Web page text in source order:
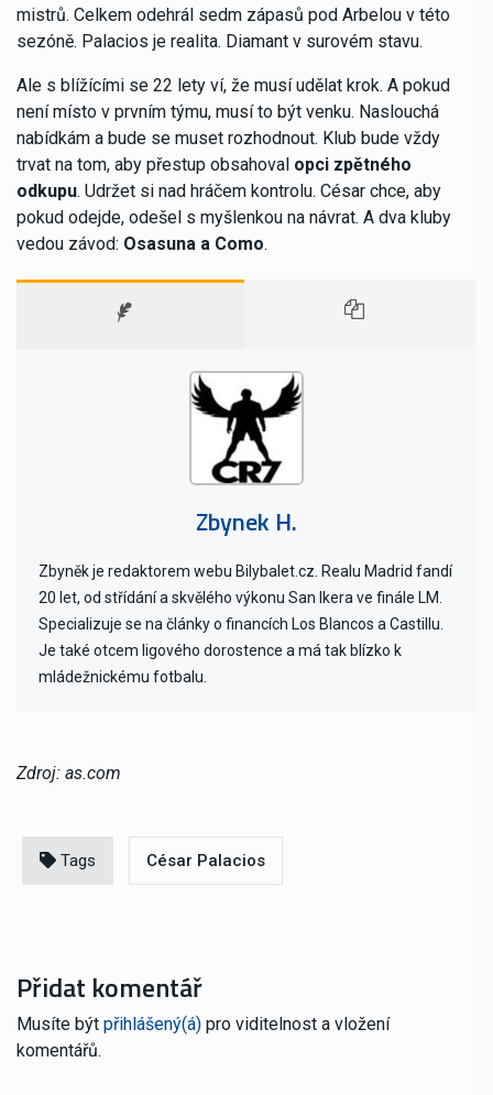
mistrů. Celkem odehrál sedm zápasů pod Arbelou v této
sezóně. Palacios je realita. Diamant v surovém stavu.
Ale s blížícími se 22 lety ví, že musí udělat krok. A pokud
není místo v prvním týmu, musí to být venku. Naslouchá
nabídkám a bude se muset rozhodnout. Klub bude vždy
trvat na tom, aby přestup obsahoval opci zpětného
odkupu. Udržet si nad hráčem kontrolu. César chce, aby
pokud odejde, odešel s myšlenkou na návrat. A dva kluby
vedou závod: Osasuna a Como.
Zbynek H.
Zbyněk je redaktorem webu Bilybalet.cz. Realu Madrid fandí
20 let, od střídání a skvělého výkonu San Ikera ve finále LM.
Specializuje se na články o financích Los Blancos a Castillu.
Je také otcem ligového dorostence a má tak blízko k
mládežnickému fotbalu.
Zdroj: as.com
Tags César Palacios
Přidat komentář
Musíte být přihlášený(á) pro viditelnost a vložení
komentářů.